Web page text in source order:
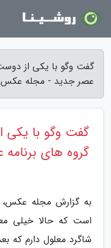
گفت وگو با یکی از
عصر جدید - مجله عکس
گفت وگو با یکی
گروه های
به گزارش مجله عکس،
است که حالا خیلی
شاگرد معلول دارم که